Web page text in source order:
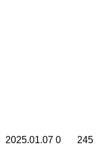
2025.01.07 0 245